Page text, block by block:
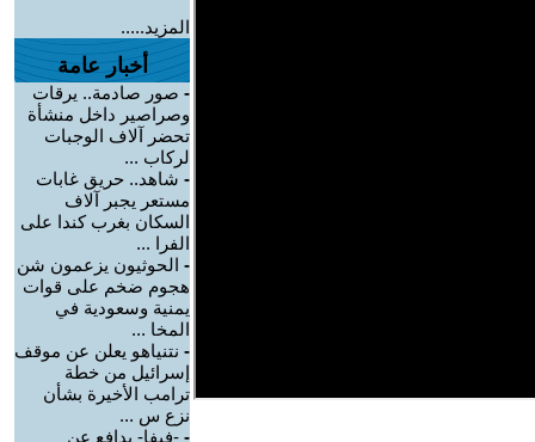
المزيد.....
أخبار عامة
- صور صادمة.. يرقات
وصراصير داخل منشأة
تحضر آلاف الوجبات
لركاب ...
- شاهد.. حريق غابات
مستعر يجبر آلاف
السكان بغرب كندا على
الفرا ...
- الحوثيون يزعمون شن
هجوم ضخم على قوات
يمنية وسعودية في
المخا ...
- نتنياهو يعلن عن موقف
إسرائيل من خطة
ترامب الأخيرة بشأن
نزع س ...
- -فيفا- يدافع عن